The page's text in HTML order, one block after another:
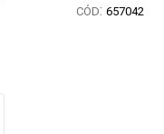
: 657042